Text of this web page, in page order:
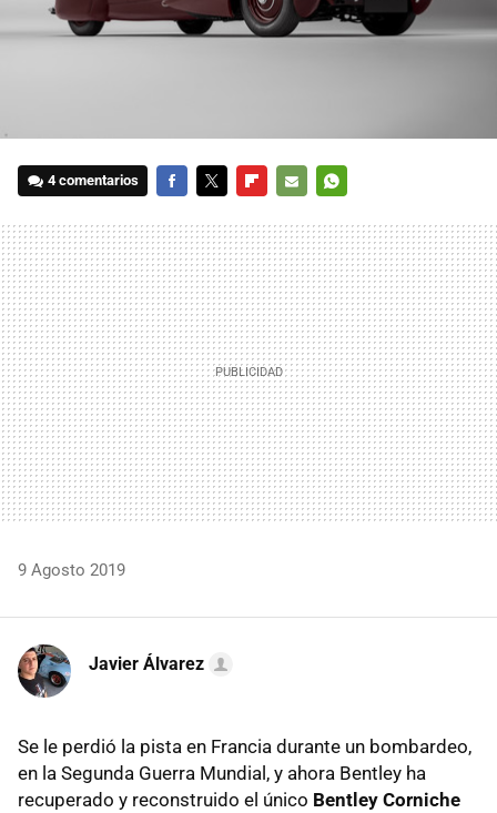
4 comentarios
MAIL
9 Agosto 2019
Javier Álvarez
Se le perdió la pista en Francia durante un bombardeo,
en la Segunda Guerra Mundial, y ahora Bentley ha
recuperado y reconstruido el único Bentley Corniche